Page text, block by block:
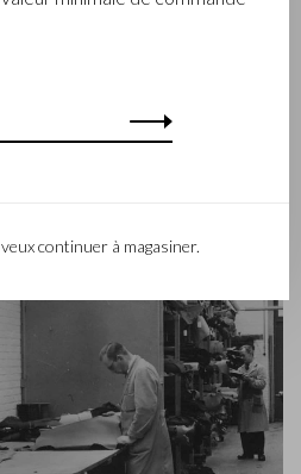
qui allie la qualité et le
continuer à magasiner.